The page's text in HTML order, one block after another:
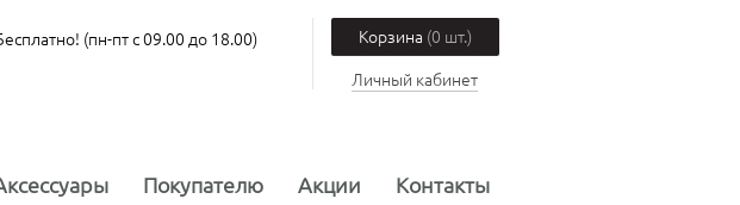
(пн-пт с 09.00 до 18.00) Корзина (0 шт.)
Личный кабинет
Покупателю Акции Контакты